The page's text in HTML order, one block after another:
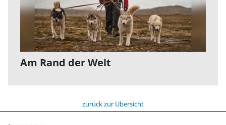
Am Rand der Welt
zurück zur Übersicht